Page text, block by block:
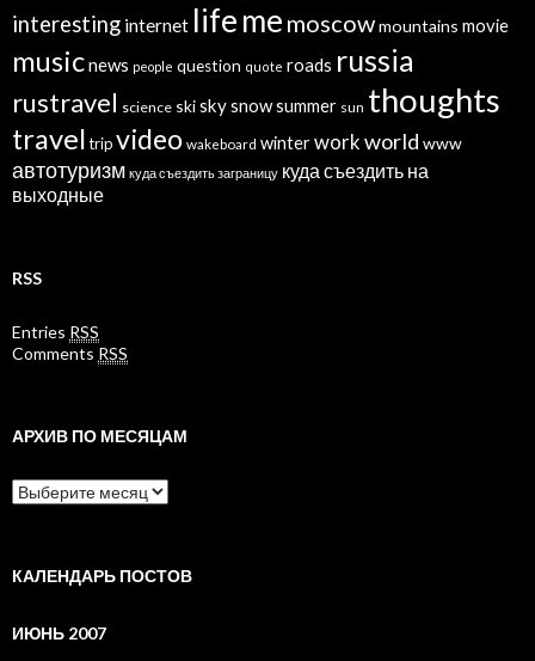
interesting internet lifeme moscowmountains movie
musicnews people question quote roads russia
rustravel science skiskysnowsummer sun thoughts
travel tripvideo wakeboard winterwork world www
автотуризм куда съездить заграницу куда съездить на
выходные
RSS
Entries RSS
Comments RSS
АРХИВ ПО МЕСЯЦАМ
Архив
по
КАЛЕНДАРЬ ПОСТОВ
ИЮНЬ 2007